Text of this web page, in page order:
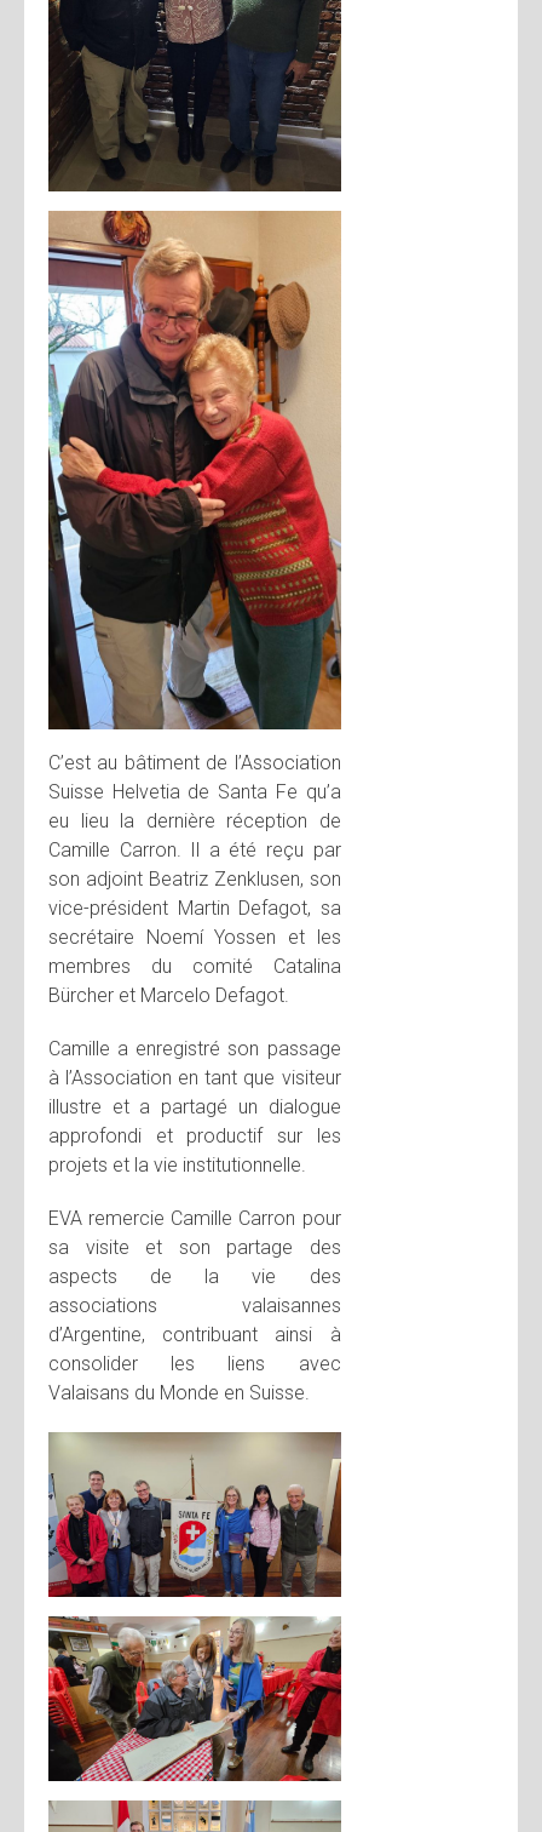
C’est au bâtiment de l’Association
Suisse Helvetia de Santa Fe qu’a
eu lieu la dernière réception de
Camille Carron. Il a été reçu par
son adjoint Beatriz Zenklusen, son
vice-président Martin Defagot, sa
secrétaire Noemí Yossen et les
membres du comité Catalina
Bürcher et Marcelo Defagot.
Camille a enregistré son passage
à l’Association en tant que visiteur
illustre et a partagé un dialogue
approfondi et productif sur les
projets et la vie institutionnelle.
EVA remercie Camille Carron pour
sa visite et son partage des
aspects de la vie des
associations valaisannes
d’Argentine, contribuant ainsi à
consolider les liens avec
Valaisans du Monde en Suisse.